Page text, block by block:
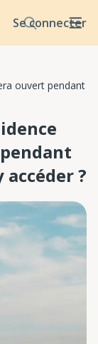
Se connecter
ouvert pendant
?